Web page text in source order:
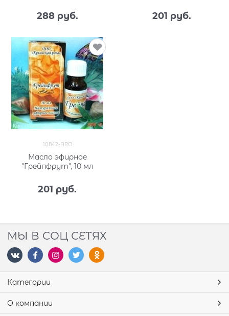
288 руб. 201 руб.
10842-ARO
Масло эфирное
"Грейпфрут", 10 мл
201 руб.
МЫ В СОЦ СЕТЯХ
Категории
О компании